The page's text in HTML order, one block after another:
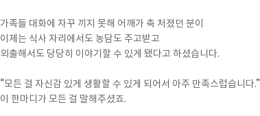
가족들 대화에 자꾸 끼지 못해 어깨가 축 처졌던 분이
이제는 식사 자리에서도 농담도 주고받고
외출해서도 당당히 이야기할 수 있게 됐다고 하셨습니다.
“모든 걸 자신감 있게 생활할 수 있게 되어서 아주 만족스럽습니다.”
이 한마디가 모든 걸 말해주셨죠.
분야